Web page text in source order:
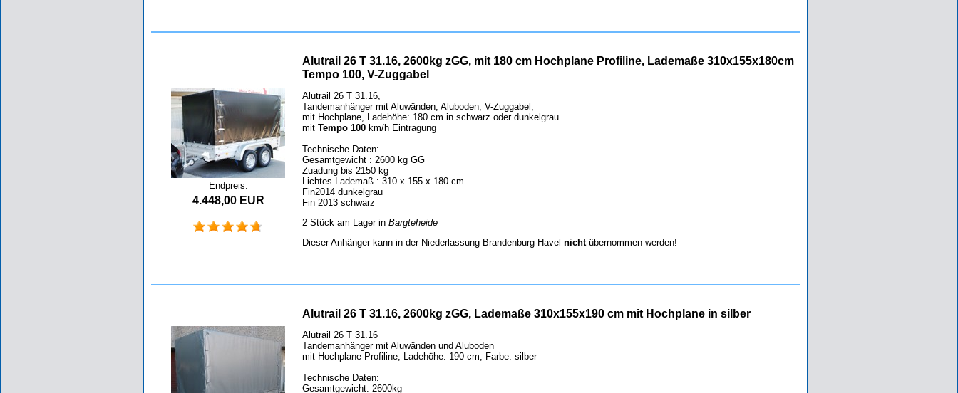
Endpreis:
4.448,00 EUR
Alutrail 26 T 31.16, 2600kg zGG, mit 180 cm Hochplane Profiline, Lademaße 310x155x180cm
Tempo 100, V-Zuggabel
Alutrail 26 T 31.16,
Tandemanhänger mit Aluwänden, Aluboden, V-Zuggabel,
mit Hochplane, Ladehöhe: 180 cm in schwarz oder dunkelgrau
mit Tempo 100 km/h Eintragung
Technische Daten:
Gesamtgewicht : 2600 kg GG
Zuadung bis 2150 kg
Lichtes Lademaß : 310 x 155 x 180 cm
Fin2014 dunkelgrau
Fin 2013 schwarz
2 Stück am Lager in Bargteheide
Dieser Anhänger kann in der Niederlassung Brandenburg-Havel nichtübernommen werden!
Alutrail 26 T 31.16, 2600kg zGG, Lademaße 310x155x190 cm mit Hochplane in silber
Alutrail 26 T 31.16
Tandemanhänger mit Aluwänden und Aluboden
mit Hochplane Profiline, Ladehöhe: 190 cm, Farbe: silber
Technische Daten:
Gesamtgewicht: 2600kg